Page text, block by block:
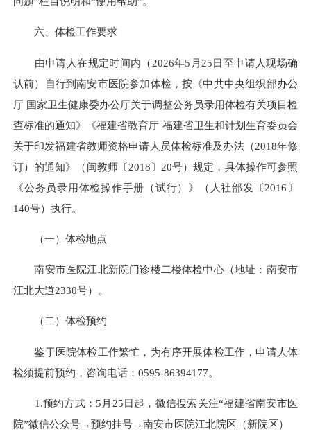
六、体检工作要求
由申请人在规定时间内（2026年5月25日至申请人现场确
认前）自行到南安市医院参加体检，按《中共中央组织部办公
厅 国家卫生健康委办公厅关于调整公务员录用体检有关项目检
查标准的通知》《福建省教育厅 福建省卫生和计划生育委员会
关于印发福建省教师资格申请人员体检标准及办法（2018年修
订）的通知》（闽教师〔2018〕20号）规定，具体操作可参照
《公务员录用体检操作手册（试行）》（人社部发〔2016〕
140号）执行。
（一）体检地点
南安市医院江北新院门诊楼二楼体检中心（地址：南安市
江北大道2330号）。
（二）体检预约
鉴于医院体检工作繁忙，为有序开展体检工作，申请人体
检须提前预约，咨询电话： 0595-86394177。
1.预约方式：5月25日起，微信搜索关注“福建省南安市医
院”微信公众号→预约挂号→南安市医院江北院区（新院区）